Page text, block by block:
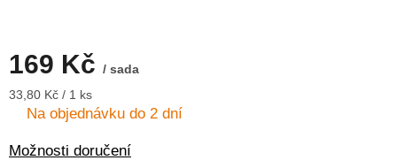
169 Kč / sada
Měrná
cena:
33,80 Kč / 1 ks
Na objednávku do 2 dní
Možnosti doručení